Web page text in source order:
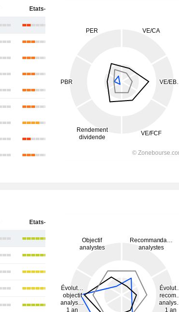
Etats-Unis
Etats-Unis